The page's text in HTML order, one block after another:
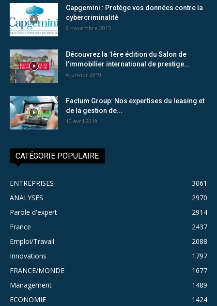
Capgemini : Protège vos données contre la
cybercriminalité
9 novembre 2015
Découvrez la 1ère édition du Salon de
l’immobilier international de prestige...
4 janvier 2019
Factum Group: Nos expertises du leasing et
de la gestion de...
10 avril 2019
CATÉGORIE POPULAIRE
ENTREPRISES
3061
ANALYSES
2970
Parole d'expert
2914
France
2437
Emploi/Travail
2088
Innovations
1797
FRANCE/MONDE
1677
Management
1489
ECONOMIE
1424